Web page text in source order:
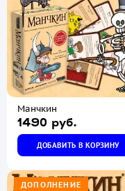
Манчкин
1490 руб.
ДОБАВИТЬ В КОРЗИНУ
ДОПОЛНЕНИЕ